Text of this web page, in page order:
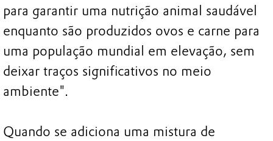
para garantir uma nutrição animal saudável
enquanto são produzidos ovos e carne para
uma população mundial em elevação, sem
deixar traços significativos no meio
ambiente".
Quando se adiciona uma mistura de